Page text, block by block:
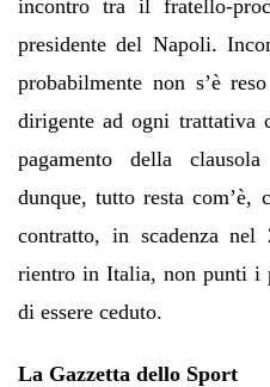
incontro tra il fratello-
presidente del Napoli.
probabilmente non s’è
dirigente ad ogni trattativa
pagamento della
dunque, tutto resta com’è,
contratto, in scadenza
rientro in Italia, non punti i
di essere ceduto.
La Gazzetta dello Sport